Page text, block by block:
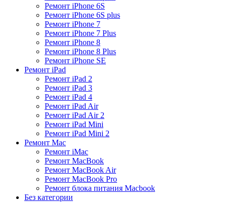
Ремонт iPhone 6S
Ремонт iPhone 6S plus
Ремонт iPhone 7
Ремонт iPhone 7 Plus
Ремонт iPhone 8
Ремонт iPhone 8 Plus
Ремонт iPhone SE
Ремонт iPad
Ремонт iPad 2
Ремонт iPad 3
Ремонт iPad 4
Ремонт iPad Air
Ремонт iPad Air 2
Ремонт iPad Mini
Ремонт iPad Mini 2
Ремонт Mac
Ремонт iMac
Ремонт MacBook
Ремонт MacBook Air
Ремонт MacBook Pro
Ремонт блока питания Macbook
Без категории